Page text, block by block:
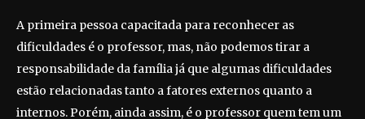
A primeira pessoa capacitada para reconhecer as
dificuldades é o professor, mas, não podemos tirar a
responsabilidade da família já que algumas dificuldades
estão relacionadas tanto a fatores externos quanto a
internos. Porém, ainda assim, é o professor quem tem um